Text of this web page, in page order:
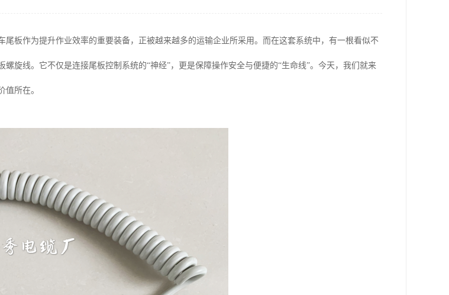
尾板作为提升作业效率的重要装备，正被越来越多的运输企业所采用。而在这套系统中，有一根看似不
旋线。它不仅是连接尾板控制系统的“神经”，更是保障操作安全与便捷的“生命线”。今天，我们就来
值所在。